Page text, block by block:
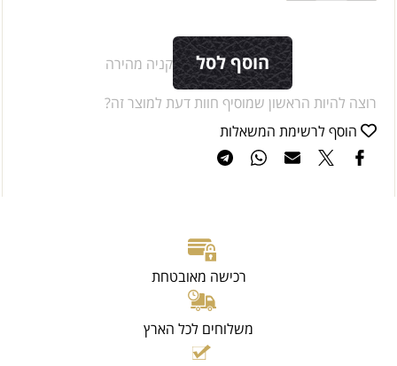
הוסף לסל
קניה מהירה
רוצה להיות הראשון שמוסיף חוות דעת למוצר זה?
הוסף לרשימת המשאלות
רכישה מאובטחת
משלוחים לכל הארץ